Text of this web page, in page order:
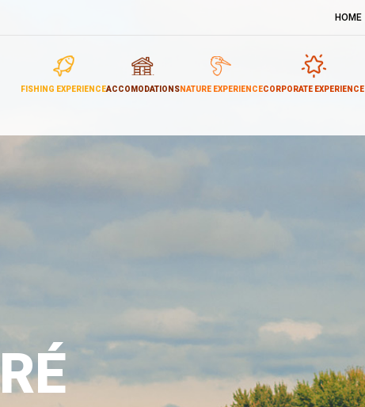
HOME
FISHING EXPERIENCEACCOMODATIONSNATURE EXPERIENCECORPORATE EXPERIENCE